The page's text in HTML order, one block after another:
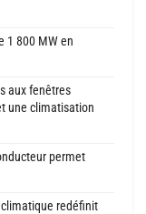
1 800 MW en
aux fenêtres
une climatisation
permet
redéfinit